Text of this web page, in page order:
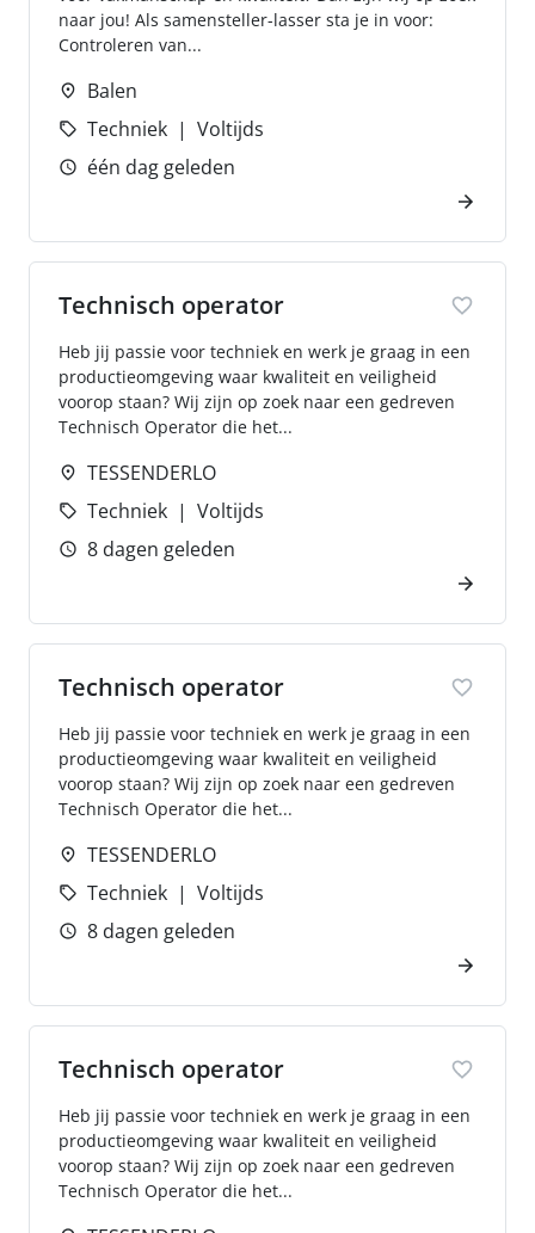
naar jou! Als samensteller-lasser sta je in voor:
Controleren van...
Balen
Techniek
Voltijds
één dag geleden
Technisch operator
Heb jij passie voor techniek en werk je graag in een
productieomgeving waar kwaliteit en veiligheid
voorop staan? Wij zijn op zoek naar een gedreven
Technisch Operator die het...
TESSENDERLO
Techniek
Voltijds
8 dagen geleden
Technisch operator
Heb jij passie voor techniek en werk je graag in een
productieomgeving waar kwaliteit en veiligheid
voorop staan? Wij zijn op zoek naar een gedreven
Technisch Operator die het...
TESSENDERLO
Techniek
Voltijds
8 dagen geleden
Technisch operator
Heb jij passie voor techniek en werk je graag in een
productieomgeving waar kwaliteit en veiligheid
voorop staan? Wij zijn op zoek naar een gedreven
Technisch Operator die het...